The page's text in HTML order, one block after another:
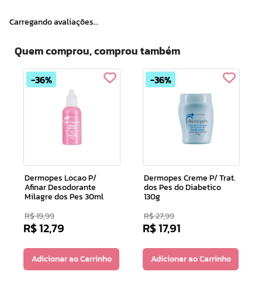
Carregando avaliações…
Quem comprou, comprou também
36%
Dermopes Locao P/
Afinar Desodorante
Milagre dos Pes 30ml
R$19,99
R$12,79
Adicionar ao Carrinho
36%
Dermopes Creme P/ Trat.
dos Pes do Diabetico
130g
R$27,99
R$17,91
Adicionar ao Carrinho